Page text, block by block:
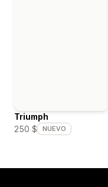
Triumph
250 $
NUEVO